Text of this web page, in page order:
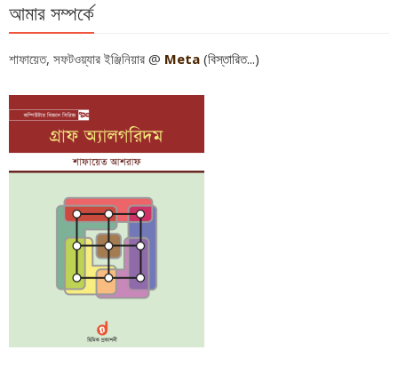
আমার সম্পর্কে
শাফায়েত, সফটওয়্যার ইঞ্জিনিয়ার @ Meta (বিস্তারিত...)